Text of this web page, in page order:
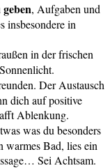
, Aufgaben und
insbesondere in
in der frischen
Der Austausch
dich auf positive
Ablenkung.
was du besonders
warmes Bad, lies ein
Sei Achtsam.